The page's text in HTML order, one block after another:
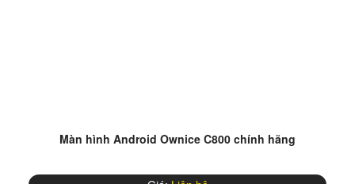
Màn hình Android Ownice C800 chính hãng